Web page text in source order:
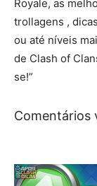
Royale, as
trollagens ,
ou até níveis
de Clash of
se!”
Comentários